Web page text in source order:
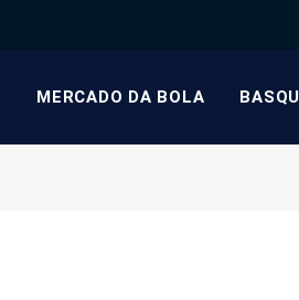
MERCADO DA BOLA